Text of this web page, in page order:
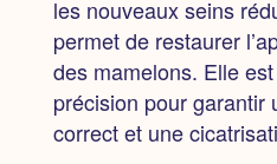
les nouveaux seins
permet de restaurer
des mamelons. Elle
précision pour garantir
correct et une